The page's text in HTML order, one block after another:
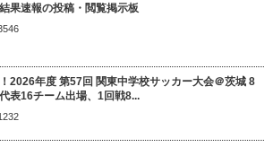
果速報の投稿・閲覧掲示板
2026年度 第57回 関東中学校サッカー大会＠茨城 8
表16チーム出場、1回戦8...